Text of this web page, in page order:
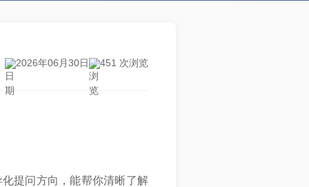
2026年06月30日 451 次浏览
提问方向，能帮你清晰了解